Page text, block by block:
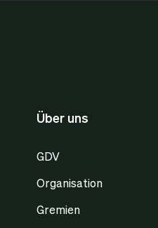
Über uns
GDV
Organisation
Gremien